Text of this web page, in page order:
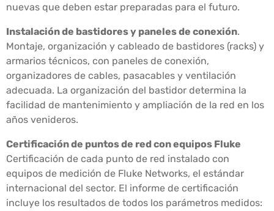
nuevas que deben estar preparadas para el futuro.
Instalación de bastidores y paneles de conexión.
Montaje, organización y cableado de bastidores (racks) y
armarios técnicos, con paneles de conexión,
organizadores de cables, pasacables y ventilación
adecuada. La organización del bastidor determina la
facilidad de mantenimiento y ampliación de la red en los
años venideros.
Certificación de puntos de red con equipos Fluke
Certificación de cada punto de red instalado con
equipos de medición de Fluke Networks, el estándar
internacional del sector. El informe de certificación
incluye los resultados de todos los parámetros medidos: